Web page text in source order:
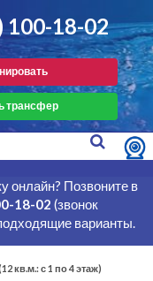
трансфер
100-18-02
онлайн? Позвоните в
18-02 (звонок
варианты.
кв.м.: с 1 по 4 этаж)